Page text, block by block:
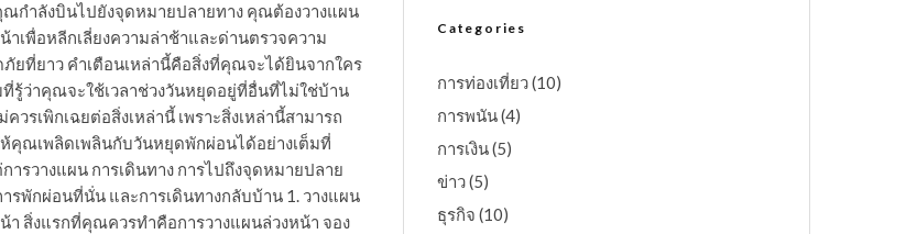
กำลังบินไปยังจุดหมายปลายทาง คุณต้องวางแผน
าเพื่อหลีกเลี่ยงความล่าช้าและด่านตรวจความ
ยที่ยาว คำเตือนเหล่านี้คือสิ่งที่คุณจะได้ยินจากใคร
รู้ว่าคุณจะใช้เวลาช่วงวันหยุดอยู่ที่อื่นที่ไม่ใช่บ้าน
วรเพิกเฉยต่อสิ่งเหล่านี้ เพราะสิ่งเหล่านี้สามารถ
คุณเพลิดเพลินกับวันหยุดพักผ่อนได้อย่างเต็มที่
ารวางแผน การเดินทาง การไปถึงจุดหมายปลาย
ารพักผ่อนที่นั่น และการเดินทางกลับบ้าน 1. วางแผน
า สิ่งแรกที่คุณควรทำคือการวางแผนล่วงหน้า จอง
Categories
การท่องเที่ยว(10)
การพนัน(4)
การเงิน(5)
ข่าว(5)
ธุรกิจ (10)